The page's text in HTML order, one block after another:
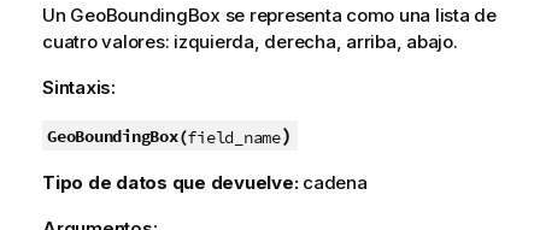
Un GeoBoundingBox se representa como una lista de
cuatro valores: izquierda, derecha, arriba, abajo.
Sintaxis:
GeoBoundingBox(field_name)
Tipo de datos que devuelve: cadena